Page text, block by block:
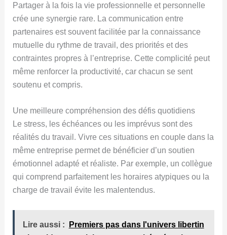
Partager à la fois la vie professionnelle et personnelle
crée une synergie rare. La communication entre
partenaires est souvent facilitée par la connaissance
mutuelle du rythme de travail, des priorités et des
contraintes propres à l’entreprise. Cette complicité peut
même renforcer la productivité, car chacun se sent
soutenu et compris.
Une meilleure compréhension des défis quotidiens
Le stress, les échéances ou les imprévus sont des
réalités du travail. Vivre ces situations en couple dans la
même entreprise permet de bénéficier d’un soutien
émotionnel adapté et réaliste. Par exemple, un collègue
qui comprend parfaitement les horaires atypiques ou la
charge de travail évite les malentendus.
Lire aussi :
Premiers pas dans l'univers libertin